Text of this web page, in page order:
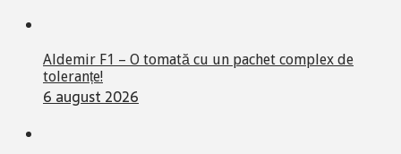
Aldemir F1 – O tomată cu un pachet complex de
toleranțe!
6 august 2026